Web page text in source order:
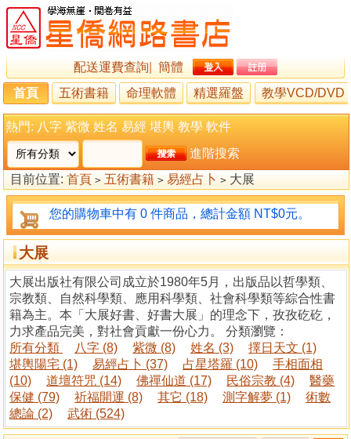
配送運費查詢
簡體
首頁
五術書籍 命理軟體 精選羅盤 教學VCD/DVD
熱門: 八字 紫微 姓名 易經 堪輿 教學 軟件
進階搜索
目前位置: 首頁 > 五術書籍 > 易經占卜 > 大展
您的購物車中有 0 件商品，總計金額 NT$0元。
大展
大展出版社有限公司成立於1980年5月，出版品以哲學類、
宗教類、自然科學類、應用科學類、社會科學類等綜合性書
籍為主。本「大展好書、好書大展」的理念下，孜孜矻矻，
力求產品完美，對社會貢獻一份心力。 分類瀏覽：
所有分類
八字 (8) 紫微 (8) 姓名 (3)
擇日天文 (1)
堪輿陽宅 (1)
易經占卜 (37) 占星塔羅 (10)
手相面相
(10)
道壇符咒 (14) 佛禪仙道 (17) 民俗宗教 (4)
醫藥
保健 (79)
祈福開運 (8) 其它 (18) 測字解夢 (1)
術數
總論 (2)
武術 (524)